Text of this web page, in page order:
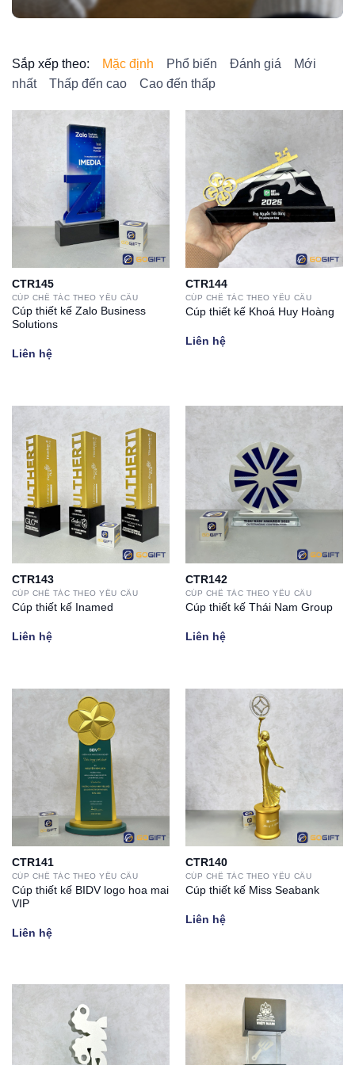
Sắp xếp theo: Mặc định Phổ biến Đánh giá
Mới
nhất
Thấp đến cao Cao đến thấp
CTR145
CÚP CHẾ TÁC THEO YÊU CẦU
Cúp thiết kế Zalo Business
Solutions
Liên hệ
CTR144
CÚP CHẾ TÁC THEO YÊU CẦU
Cúp thiết kế Khoá Huy Hoàng
Liên hệ
CTR143
CÚP CHẾ TÁC THEO YÊU CẦU
Cúp thiết kế Inamed
Liên hệ
CTR142
CÚP CHẾ TÁC THEO YÊU CẦU
Cúp thiết kế Thái Nam Group
Liên hệ
CTR141
CÚP CHẾ TÁC THEO YÊU CẦU
Cúp thiết kế BIDV logo hoa mai
VIP
Liên hệ
CTR140
CÚP CHẾ TÁC THEO YÊU CẦU
Cúp thiết kế Miss Seabank
Liên hệ